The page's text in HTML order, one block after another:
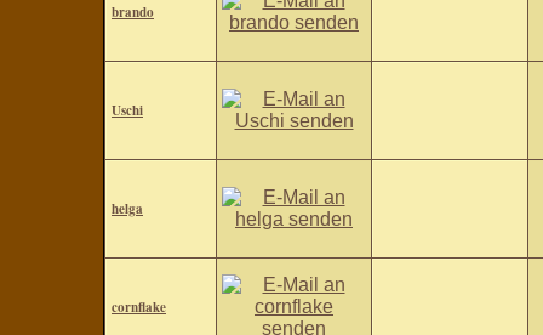
brando
Uschi
helga
cornflake